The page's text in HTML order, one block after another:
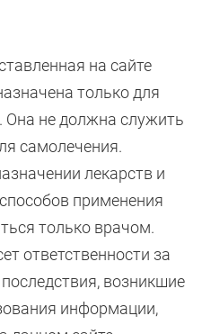
на сайте
только для
Она не должна служить
самолечения.
лекарств и
применения
только врачом.
ответственности за
возникшие
информации,